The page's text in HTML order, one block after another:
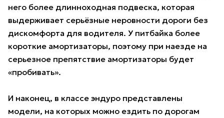
него более длинноходная подвеска, которая
выдерживает серьёзные неровности дороги без
дискомфорта для водителя. У питбайка более
короткие амортизаторы, поэтому при наезде на
серьезное препятствие амортизаторы будет
«пробивать».
И наконец, в классе эндуро представлены
модели, на которых можно ездить по дорогам